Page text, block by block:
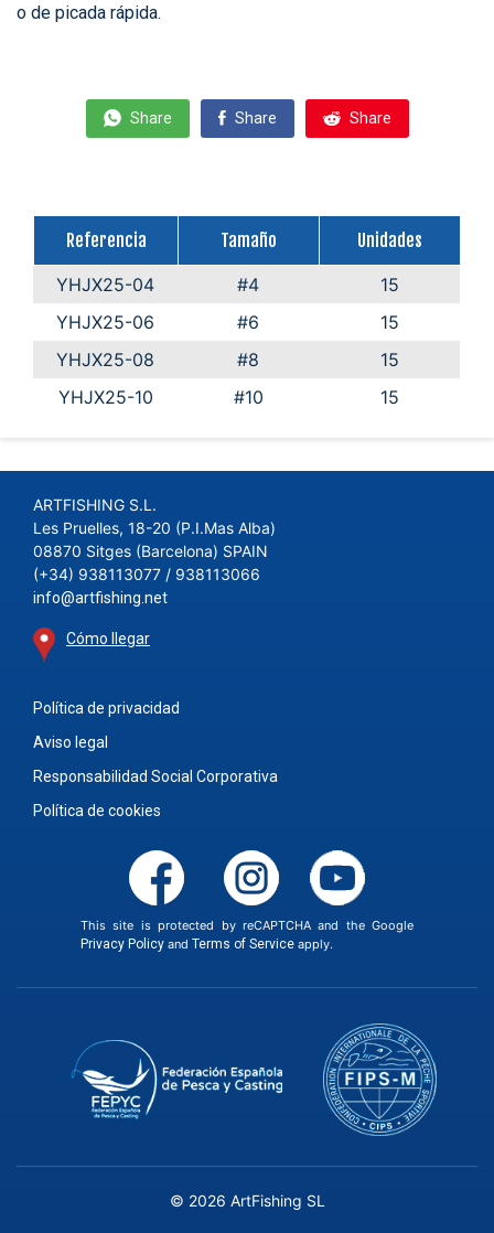
o de picada rápida.
Share Share Share
Referencia Tamaño
Unidades
YHJX25-04
#4
15
YHJX25-06
#6
15
YHJX25-08
#8
15
YHJX25-10
#10 15
ARTFISHING S.L.
Les Pruelles, 18-20 (P.I.Mas Alba)
08870 Sitges (Barcelona) SPAIN
(+34) 938113077 / 938113066
info@artfishing.net
Cómo llegar
Política de privacidad
Aviso legal
Responsabilidad Social Corporativa
Política de cookies
This site is protected by reCAPTCHA and the Google
Privacy Policyand Terms of Serviceapply.
© 2026 ArtFishing SL